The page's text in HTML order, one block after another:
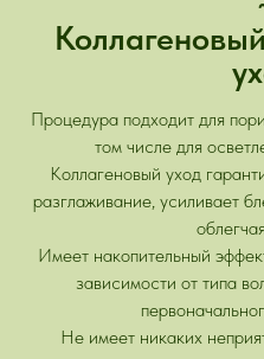
Процедура подходит для
том числе для
Коллагеновый уход
разглаживание, усиливает
Имеет накопительный
зависимости от типа
Не имеет никаких